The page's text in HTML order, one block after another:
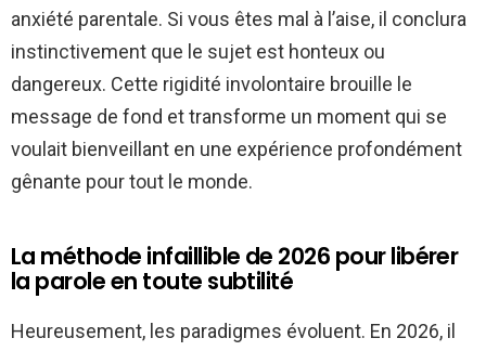
anxiété parentale. Si vous êtes mal à l’aise, il conclura
instinctivement que le sujet est honteux ou
dangereux. Cette rigidité involontaire brouille le
message de fond et transforme un moment qui se
voulait bienveillant en une expérience profondément
gênante pour tout le monde.
La méthode infaillible de 2026 pour libérer
la parole en toute subtilité
Heureusement, les paradigmes évoluent. En 2026, il